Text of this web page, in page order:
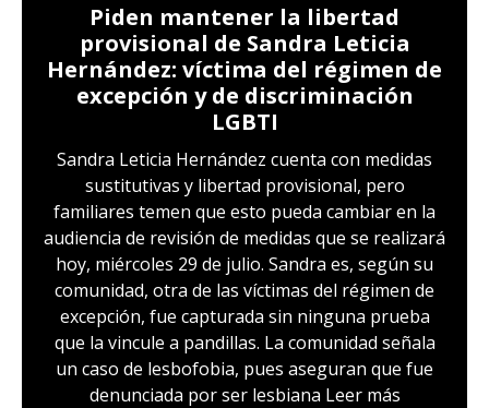
Piden mantener la libertad
provisional de Sandra Leticia
Hernández: víctima del régimen de
excepción y de discriminación
LGBTI
Sandra Leticia Hernández cuenta con medidas
sustitutivas y libertad provisional, pero
familiares temen que esto pueda cambiar en la
audiencia de revisión de medidas que se realizará
hoy, miércoles 29 de julio. Sandra es, según su
comunidad, otra de las víctimas del régimen de
excepción, fue capturada sin ninguna prueba
que la vincule a pandillas. La comunidad señala
un caso de lesbofobia, pues aseguran que fue
denunciada por ser lesbiana Leer más